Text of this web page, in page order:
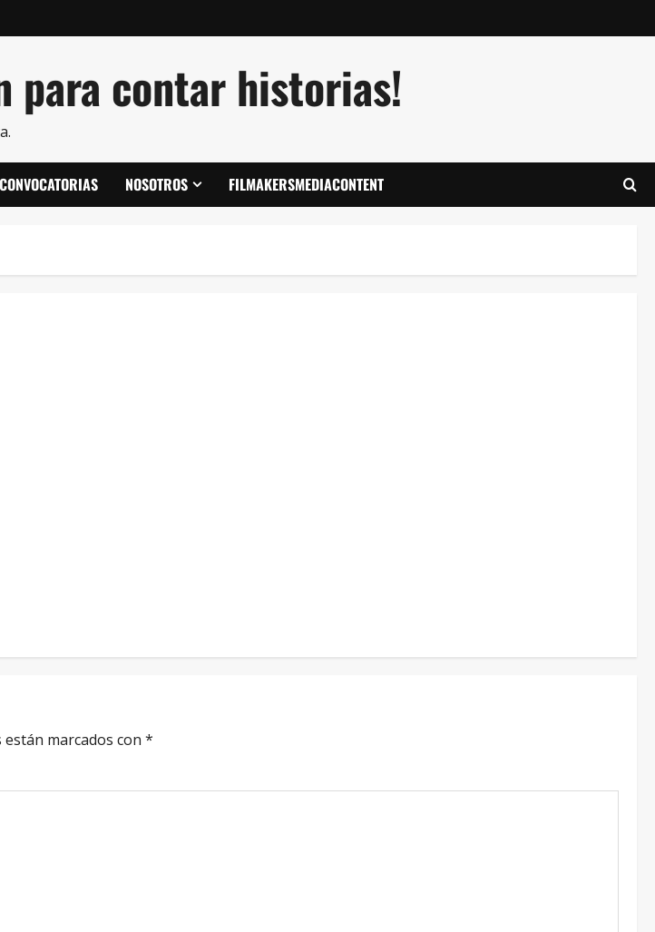
para contar historias!
CONVOCATORIAS NOSOTROS FILMAKERSMEDIACONTENT
marcados con *